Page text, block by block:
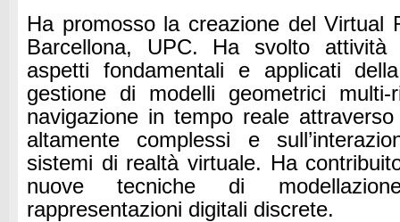
Ha promosso la creazione del Virtual
Barcellona, UPC.
Ha svolto attività
aspetti fondamentali e applicati
gestione di modelli geometrici multi-
navigazione in tempo reale
altamente complessi e
sistemi di realtà virtuale. Ha
nuove tecniche di
rappresentazioni digitali discrete.